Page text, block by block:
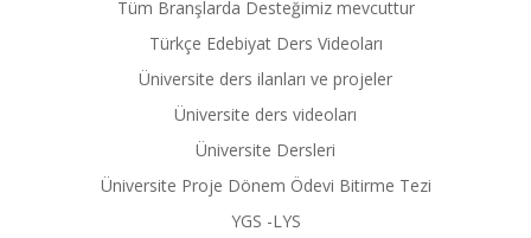
Tüm Branşlarda Desteğimiz mevcuttur
Türkçe Edebiyat Ders Videoları
Üniversite ders ilanları ve projeler
Üniversite ders videoları
Üniversite Dersleri
Üniversite Proje Dönem Ödevi Bitirme Tezi
YGS -LYS